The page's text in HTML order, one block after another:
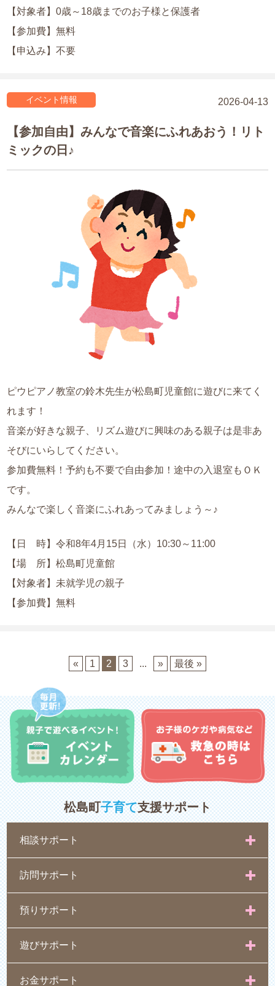
【対象者】0歳～18歳までのお子様と保護者
【参加費】無料
【申込み】不要
2026-04-13
イベント情報
【参加自由】みんなで音楽にふれあおう！リト
ミックの日♪
ピウピアノ教室の鈴木先生が松島町児童館に遊びに来てく
れます！
音楽が好きな親子、リズム遊びに興味のある親子は是非あ
そびにいらしてください。
参加費無料！予約も不要で自由参加！途中の入退室もＯＫ
です。
みんなで楽しく音楽にふれあってみましょう～♪
【日 時】令和8年4月15日（水）10:30～11:00
【場 所】松島町児童館
【対象者】未就学児の親子
【参加費】無料
« 1 2 3 ... » 最後 »
松島町子育て支援サポート
相談サポート
訪問サポート
預りサポート
遊びサポート
お金サポート